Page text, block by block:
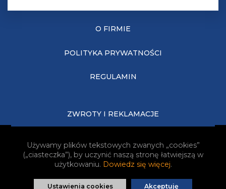
O FIRMIE
POLITYKA PRYWATNOŚCI
REGULAMIN
ZWROTY I REKLAMACJE
JAK KUPOWAĆ?
Używamy plików tekstowych zwanych „cookies”
(„ciasteczka”), by uczynić naszą stronę łatwiejszą w
użytkowaniu. Dowiedz się więcej.
Ustawienia cookies Akceptuję